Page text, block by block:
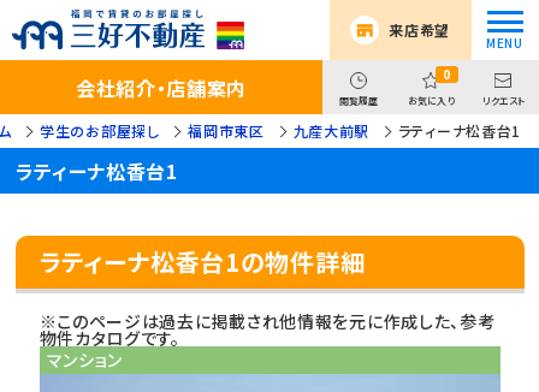
来店希望
会社紹介・店舗案内 閲覧履歴
0
お気に入り リクエスト
学生のお部屋探し 福岡市東区 九産大前駅 ラティーナ松香台1
ラティーナ松香台1
ラティーナ松香台1の物件詳細
※このページは過去に掲載され他情報を元に作成した、参考
物件カタログです。
マンション